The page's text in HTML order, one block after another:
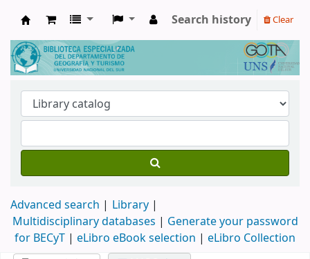
Biblioteca de Geografía y Turismo
Search history Clear
Advanced search
Library
Multidisciplinary databases | Generate your password
for BECyT | eLibro eBook selection | eLibro Collection